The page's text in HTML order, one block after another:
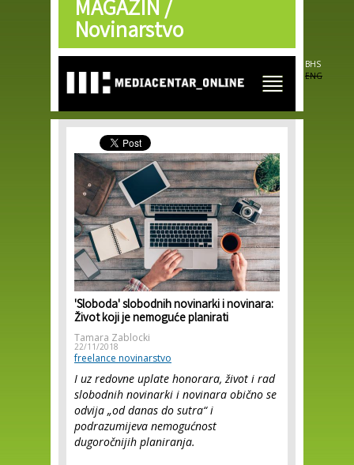
Skip to
main
content
MAGAZIN /
Novinarstvo
BHS
ENG
'Sloboda' slobodnih novinarki i novinara:
Život koji je nemoguće planirati
Tamara Zablocki
22/11/2018
freelance novinarstvo
I uz redovne uplate honorara, život i rad
slobodnih novinarki i novinara obično se
odvija „od danas do sutra“ i
podrazumijeva nemogućnost
dugoročnijih planiranja.